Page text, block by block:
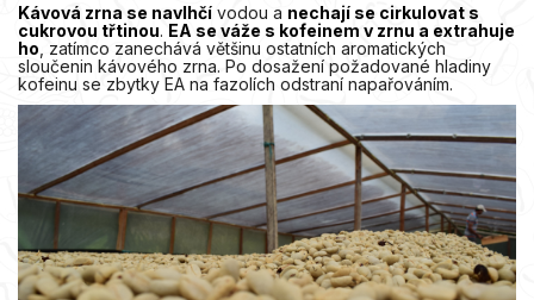
Kávová zrna se navlhčí vodou a nechají se cirkulovat s
cukrovou třtinou. EA se váže s kofeinem v zrnu a extrahuje
ho , zatímco zanechává většinu ostatních aromatických
sloučenin kávového zrna. Po dosažení požadované hladiny
kofeinu se zbytky EA na fazolích odstraní napařováním.